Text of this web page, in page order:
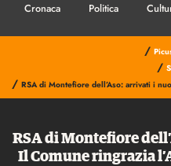
Cronaca Politica
/
/
/ RSA di Montefiore dell’Aso: arrivati i nuovi letti. Il Comune
RSA di Montefiore
Il Comune ringrazia